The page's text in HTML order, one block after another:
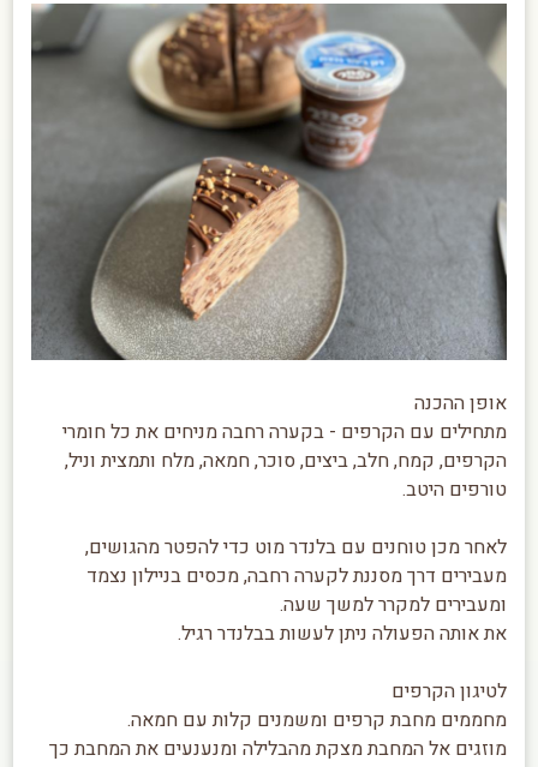
אופן ההכנה
מתחילים עם הקרפים - בקערה רחבה מניחים את כל חומרי
הקרפים, קמח, חלב, ביצים, סוכר, חמאה, מלח ותמצית וניל,
טורפים היטב.
לאחר מכן טוחנים עם בלנדר מוט כדי להפטר מהגושים,
מעבירים דרך מסננת לקערה רחבה, מכסים בניילון נצמד
ומעבירים למקרר למשך שעה.
את אותה הפעולה ניתן לעשות בבלנדר רגיל.
לטיגון הקרפים
מחממים מחבת קרפים ומשמנים קלות עם חמאה.
מוזגים אל המחבת מצקת מהבלילה ומנענעים את המחבת כך